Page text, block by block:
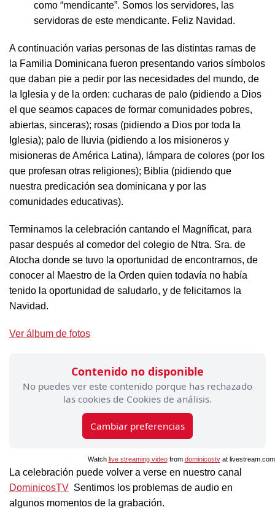
como “mendicante”. Somos los servidores, las
servidoras de este mendicante. Feliz Navidad.
A continuación varias personas de las distintas ramas de
la Familia Dominicana fueron presentando varios símbolos
que daban pie a pedir por las necesidades del mundo, de
la Iglesia y de la orden: cucharas de palo (pidiendo a Dios
el que seamos capaces de formar comunidades pobres,
abiertas, sinceras); rosas (pidiendo a Dios por toda la
Iglesia); palo de lluvia (pidiendo a los misioneros y
misioneras de América Latina), lámpara de colores (por los
que profesan otras religiones); Biblia (pidiendo que
nuestra predicación sea dominicana y por las
comunidades educativas).
Terminamos la celebración cantando el Magníficat, para
pasar después al comedor del colegio de Ntra. Sra. de
Atocha donde se tuvo la oportunidad de encontrarnos, de
conocer al Maestro de la Orden quien todavía no había
tenido la oportunidad de saludarlo, y de felicitarnos la
Navidad.
Ver álbum de fotos
Contenido no disponible
No puedes ver este contenido porque has rechazado
las cookies de Cookies de análisis.
Cambiar preferencias
Watch live streaming videofrom dominicostvat livestream.com
La celebración puede volver a verse en nuestro canal
DominicosTV Sentimos los problemas de audio en
algunos momentos de la grabación.